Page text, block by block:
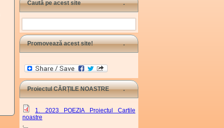
Caută pe acest site
Search
Promovează acest site!
Proiectul CĂRȚILE NOASTRE
1. 2023 POEZIA Proiectul Cartile
noastre
,